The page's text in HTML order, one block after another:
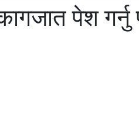
पेश गर्नु